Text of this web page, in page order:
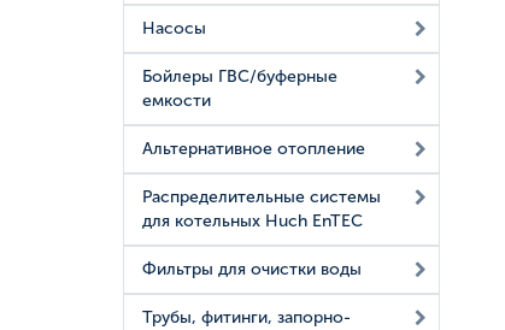
Насосы
Бойлеры ГВС/буферные
емкости
Альтернативное отопление
Распределительные системы
для котельных Huch EnTEC
Фильтры для очистки воды
Трубы, фитинги, запорно-